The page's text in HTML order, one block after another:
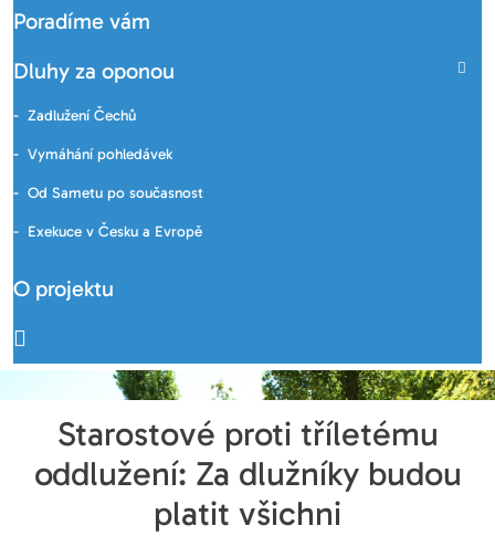
Poradíme vám
Dluhy za oponou
Zadlužení Čechů
Vymáhání pohledávek
Od Sametu po současnost
Exekuce v Česku a Evropě
O projektu
Starostové proti tříletému
oddlužení: Za dlužníky budou
platit všichni